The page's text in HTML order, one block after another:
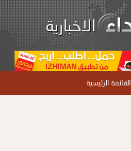
القائمة الرئيسية